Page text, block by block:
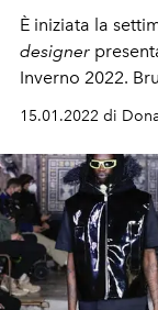
È iniziata la
designer
Inverno 2022.
15.01.2022 di